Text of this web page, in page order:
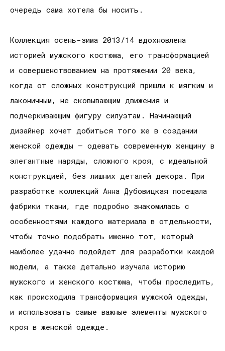
очередь сама хотела бы носить.
Коллекция осень-зима 2013/14 вдохновлена
историей мужского костюма, его трансформацией
и совершенствованием на протяжении 20 века,
когда от сложных конструкций пришли к мягким и
лаконичным, не сковывающим движения и
подчеркивающим фигуру силуэтам. Начинающий
дизайнер хочет добиться того же в создании
женской одежды – одевать современную женщину в
элегантные наряды, сложного кроя, с идеальной
конструкцией, без лишних деталей декора. При
разработке коллекций Анна Дубовицкая посещала
фабрики ткани, где подробно знакомилась с
особенностями каждого материала в отдельности,
чтобы точно подобрать именно тот, который
наиболее удачно подойдет для разработки каждой
модели, а также детально изучала историю
мужского и женского костюма, чтобы проследить,
как происходила трансформация мужской одежды,
и использовать самые важные элементы мужского
кроя в женской одежде.